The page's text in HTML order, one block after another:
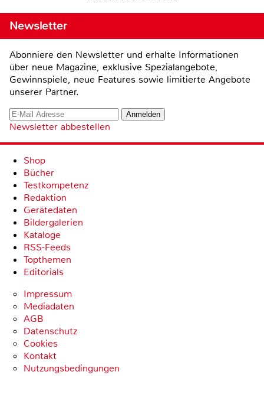
Newsletter
Abonniere den Newsletter und erhalte Informationen
über neue Magazine, exklusive Spezialangebote,
Gewinnspiele, neue Features sowie limitierte Angebote
unserer Partner.
Newsletter abbestellen
Shop
Bücher
Testkompetenz
Redaktion
Gerätedaten
Bildergalerien
Kataloge
RSS-Feeds
Topthemen
Editorials
Impressum
Mediadaten
AGB
Datenschutz
Cookies
Kontakt
Nutzungsbedingungen